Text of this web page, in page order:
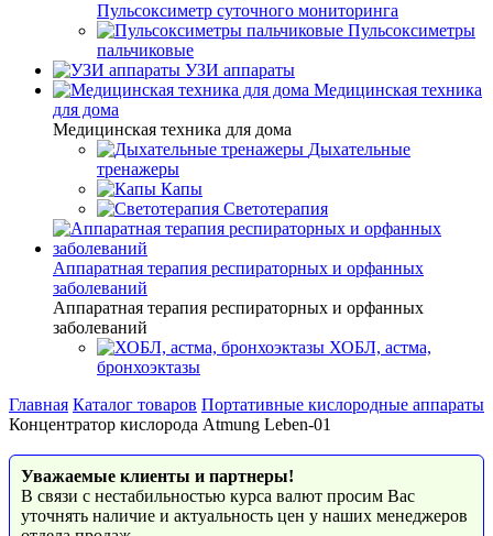
Пульсоксиметр суточного мониторинга
Пульсоксиметры
пальчиковые
УЗИ аппараты
Медицинская техника
для дома
Медицинская техника для дома
Дыхательные
тренажеры
Капы
Светотерапия
Аппаратная терапия респираторных и орфанных
заболеваний
Аппаратная терапия респираторных и орфанных
заболеваний
ХОБЛ, астма,
бронхоэктазы
Главная Каталог товаров Портативные кислородные аппараты
Концентратор кислорода Atmung Leben-01
Уважаемые клиенты и партнеры!
В связи с нестабильностью курса валют просим Вас
уточнять наличие и актуальность цен у наших менеджеров